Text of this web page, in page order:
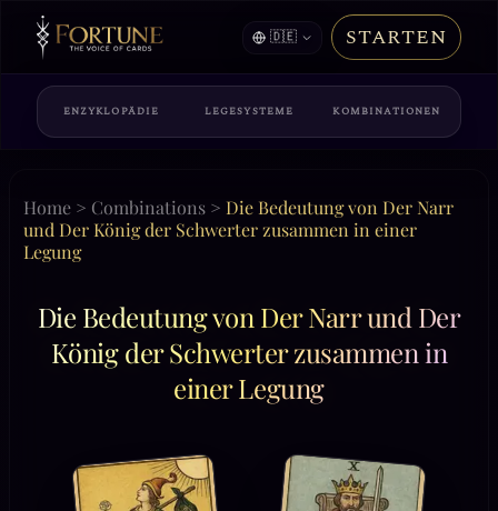
🇩🇪 STARTEN
ENZYKLOPÄDIE LEGESYSTEME KOMBINATIONEN
Home > Combinations > Die Bedeutung von Der Narr
und Der König der Schwerter zusammen in einer
Legung
Die Bedeutung von Der Narr und Der
König der Schwerter zusammen in
einer Legung